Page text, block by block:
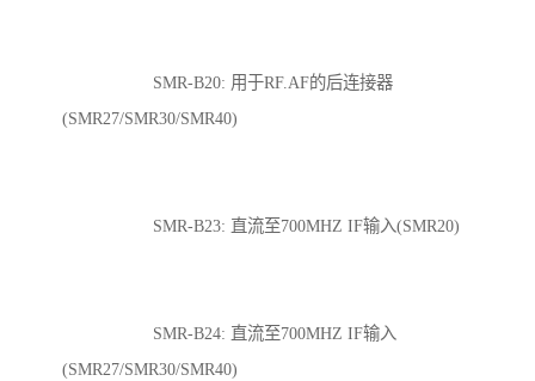
SMR-B20: 用于RF.AF的后连接器
(SMR27/SMR30/SMR40)
SMR-B23: 直流至700MHZ IF输入(SMR20)
SMR-B24: 直流至700MHZ IF输入
(SMR27/SMR30/SMR40)